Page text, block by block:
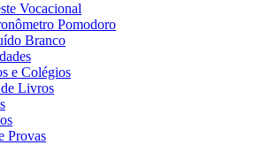
Vocacional
Pomodoro
Branco
e Colégios
Livros
Provas